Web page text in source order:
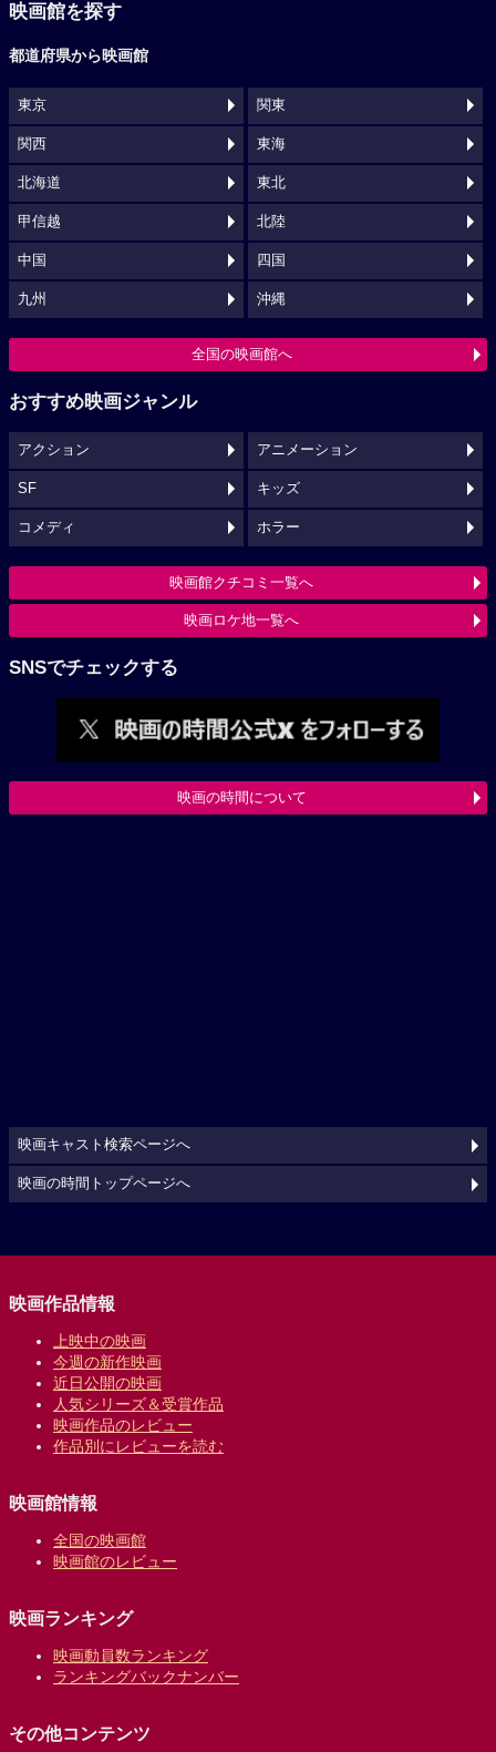
映画館を探す
都道府県から映画館
東京 関東
関西 東海
北海道 東北
甲信越 北陸
中国 四国
九州 沖縄
全国の映画館へ
おすすめ映画ジャンル
アクション アニメーション
SF キッズ
コメディ ホラー
映画館クチコミ一覧へ
映画ロケ地一覧へ
SNSでチェックする
映画の時間について
映画キャスト検索ページへ
映画の時間トップページへ
映画作品情報
上映中の映画
今週の新作映画
近日公開の映画
人気シリーズ＆受賞作品
映画作品のレビュー
作品別にレビューを読む
映画館情報
全国の映画館
映画館のレビュー
映画ランキング
映画動員数ランキング
ランキングバックナンバー
その他コンテンツ